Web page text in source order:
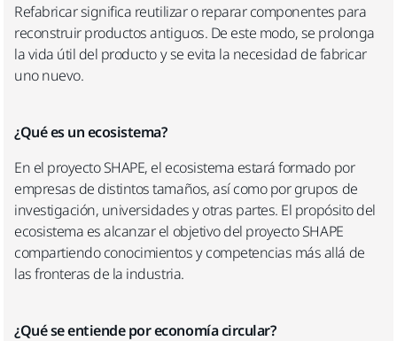
Refabricar significa reutilizar o reparar componentes para
reconstruir productos antiguos. De este modo, se prolonga
la vida útil del producto y se evita la necesidad de fabricar
uno nuevo.
¿Qué es un ecosistema?
En el proyecto SHAPE, el ecosistema estará formado por
empresas de distintos tamaños, así como por grupos de
investigación, universidades y otras partes. El propósito del
ecosistema es alcanzar el objetivo del proyecto SHAPE
compartiendo conocimientos y competencias más allá de
las fronteras de la industria.
¿Qué se entiende por economía circular?